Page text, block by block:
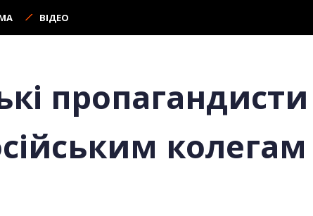
ВІДЕО
пропагандисти
колегам